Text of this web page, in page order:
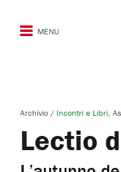
Archivio / Incontri e Libri
Lectio